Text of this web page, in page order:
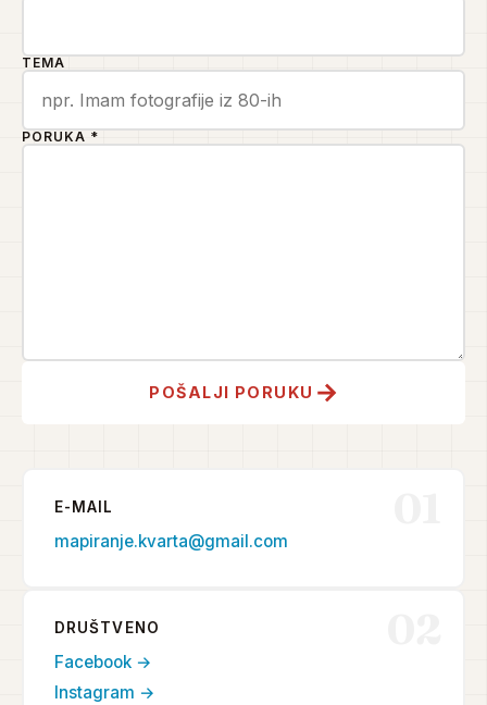
TEMA
PORUKA *
POŠALJI PORUKU
E-MAIL
mapiranje.kvarta@gmail.com
DRUŠTVENO
Facebook →
Instagram →